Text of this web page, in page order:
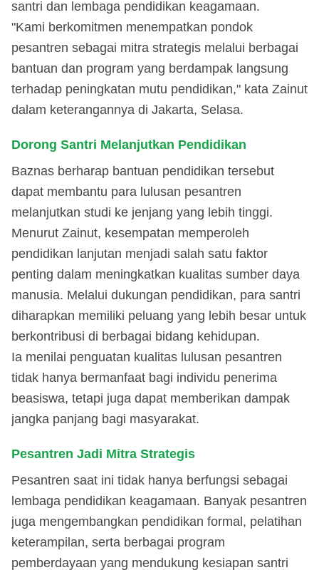
santri dan lembaga pendidikan keagamaan.
"Kami berkomitmen menempatkan pondok
pesantren sebagai mitra strategis melalui berbagai
bantuan dan program yang berdampak langsung
terhadap peningkatan mutu pendidikan," kata Zainut
dalam keterangannya di Jakarta, Selasa.
Dorong Santri Melanjutkan Pendidikan
Baznas berharap bantuan pendidikan tersebut
dapat membantu para lulusan pesantren
melanjutkan studi ke jenjang yang lebih tinggi.
Menurut Zainut, kesempatan memperoleh
pendidikan lanjutan menjadi salah satu faktor
penting dalam meningkatkan kualitas sumber daya
manusia. Melalui dukungan pendidikan, para santri
diharapkan memiliki peluang yang lebih besar untuk
berkontribusi di berbagai bidang kehidupan.
Ia menilai penguatan kualitas lulusan pesantren
tidak hanya bermanfaat bagi individu penerima
beasiswa, tetapi juga dapat memberikan dampak
jangka panjang bagi masyarakat.
Pesantren Jadi Mitra Strategis
Pesantren saat ini tidak hanya berfungsi sebagai
lembaga pendidikan keagamaan. Banyak pesantren
juga mengembangkan pendidikan formal, pelatihan
keterampilan, serta berbagai program
pemberdayaan yang mendukung kesiapan santri